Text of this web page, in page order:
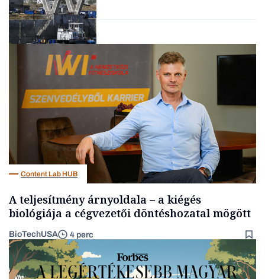
Content Lab HUB
A teljesítmény árnyoldala – a kiégés
biológiája a cégvezetői döntéshozatal mögött
BioTechUSA 4 perc